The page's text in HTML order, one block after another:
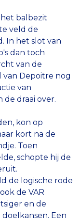
balbezit
veld de
In het slot van
dan toch
van de
van Depoitre nog
van
de draai over.
kon op
kort na de
Toen
schopte hij de
de logische rode
de VAR
en de
Een